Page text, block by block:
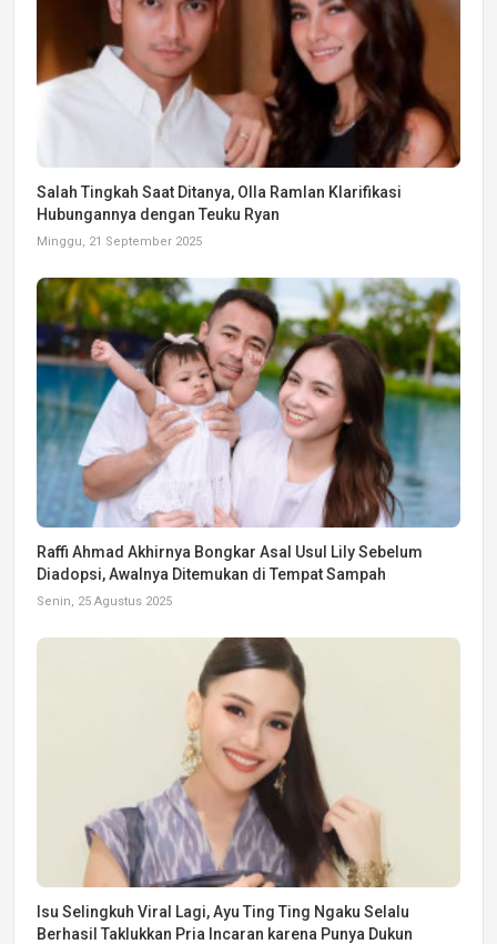
Salah Tingkah Saat Ditanya, Olla Ramlan Klarifikasi
Hubungannya dengan Teuku Ryan
Minggu, 21 September 2025
Raffi Ahmad Akhirnya Bongkar Asal Usul Lily Sebelum
Diadopsi, Awalnya Ditemukan di Tempat Sampah
Senin, 25 Agustus 2025
Isu Selingkuh Viral Lagi, Ayu Ting Ting Ngaku Selalu
Berhasil Taklukkan Pria Incaran karena Punya Dukun